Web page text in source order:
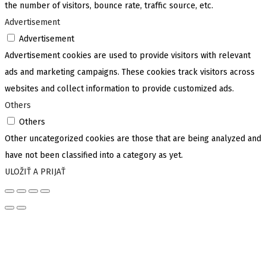
the number of visitors, bounce rate, traffic source, etc.
Advertisement
Advertisement
Advertisement cookies are used to provide visitors with relevant
ads and marketing campaigns. These cookies track visitors across
websites and collect information to provide customized ads.
Others
Others
Other uncategorized cookies are those that are being analyzed and
have not been classified into a category as yet.
ULOŽIŤ A PRIJAŤ